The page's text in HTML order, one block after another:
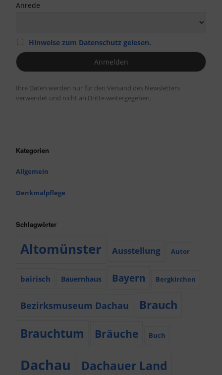
Anrede
Hinweise zum Datenschutz gelesen.
Ihre Daten werden nur für den Versand des Newsletters
verwendet und nicht an Dritte weitergegeben.
Kategorien
Allgemein
Denkmalpflege
Schlagwörter
Altomünster Ausstellung Autor
bairisch Bauernhaus Bayern Bergkirchen
Bezirksmuseum Dachau Brauch
Brauchtum Bräuche Buch
Dachau Dachauer Land